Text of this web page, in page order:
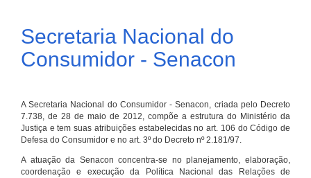
Secretaria Nacional do
Consumidor - Senacon
A Secretaria Nacional do Consumidor - Senacon, criada pelo Decreto
7.738, de 28 de maio de 2012, compõe a estrutura do Ministério da
Justiça e tem suas atribuições estabelecidas no art. 106 do Código de
Defesa do Consumidor e no art. 3º do Decreto nº 2.181/97.
A atuação da Senacon concentra-se no planejamento, elaboração,
coordenação e execução da Política Nacional das Relações de